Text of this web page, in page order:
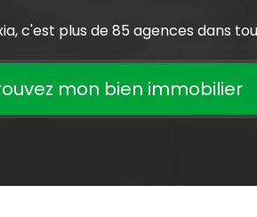
c'est plus de 85 agences dans
mon bien immobilier